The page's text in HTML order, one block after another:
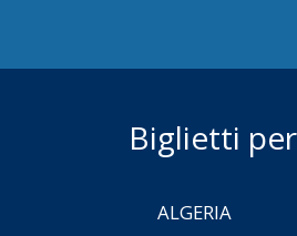
Biglietti
ALGERIA